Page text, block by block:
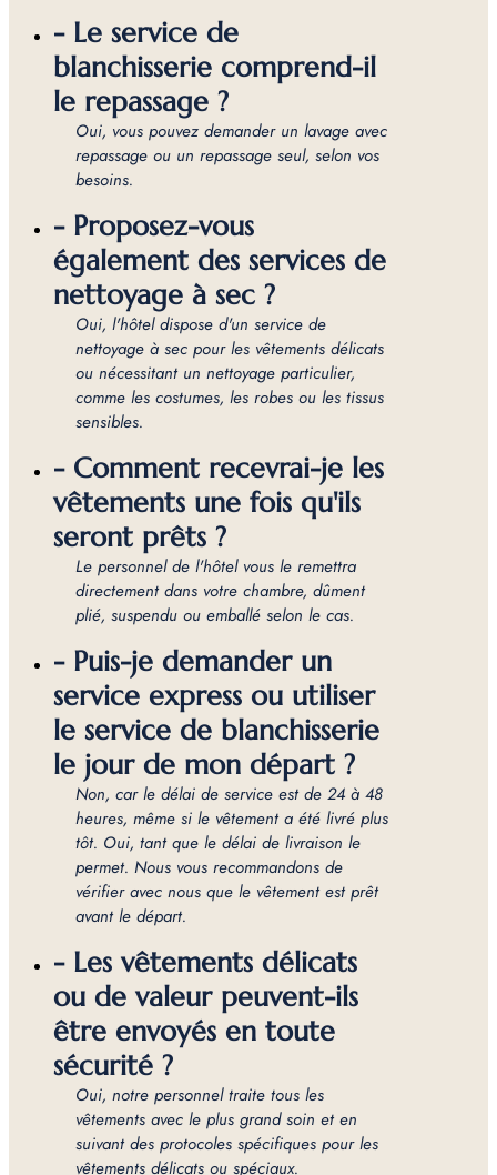
- Le service de
blanchisserie comprend-il
le repassage ?
Oui, vous pouvez demander un lavage avec
repassage ou un repassage seul, selon vos
besoins.
- Proposez-vous
également des services de
nettoyage à sec ?
Oui, l'hôtel dispose d'un service de
nettoyage à sec pour les vêtements délicats
ou nécessitant un nettoyage particulier,
comme les costumes, les robes ou les tissus
sensibles.
- Comment recevrai-je les
vêtements une fois qu'ils
seront prêts ?
Le personnel de l'hôtel vous le remettra
directement dans votre chambre, dûment
plié, suspendu ou emballé selon le cas.
- Puis-je demander un
service express ou utiliser
le service de blanchisserie
le jour de mon départ ?
Non, car le délai de service est de 24 à 48
heures, même si le vêtement a été livré plus
tôt. Oui, tant que le délai de livraison le
permet. Nous vous recommandons de
vérifier avec nous que le vêtement est prêt
avant le départ.
- Les vêtements délicats
ou de valeur peuvent-ils
être envoyés en toute
sécurité ?
Oui, notre personnel traite tous les
vêtements avec le plus grand soin et en
suivant des protocoles spécifiques pour les
vêtements délicats ou spéciaux.